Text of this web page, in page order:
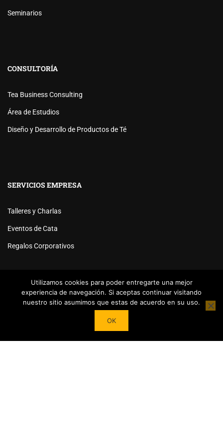
Seminarios
CONSULTORÍA
Tea Business Consulting
Área de Estudios
Diseño y Desarrollo de Productos de Té
SERVICIOS EMPRESA
Talleres y Charlas
Eventos de Cata
Regalos Corporativos
Powered byTea Institute Latinoamérica ® 2026. Todos Los
Utilizamos cookies para poder entregarte una mejor
experiencia de navegación. Si aceptas continuar visitando
nuestro sitio asumimos que estas de acuerdo en su uso.
OK